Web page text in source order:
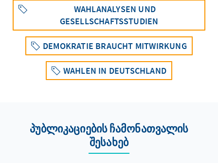
WAHLANALYSEN UND
GESELLSCHAFTSSTUDIEN
DEMOKRATIE BRAUCHT MITWIRKUNG
WAHLEN IN DEUTSCHLAND
პუბლიკაციების ჩამონათვალის
შესახებ